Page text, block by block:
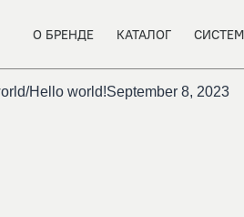
О БРЕНДЕ КАТАЛОГ
Hello world!September 8, 2023